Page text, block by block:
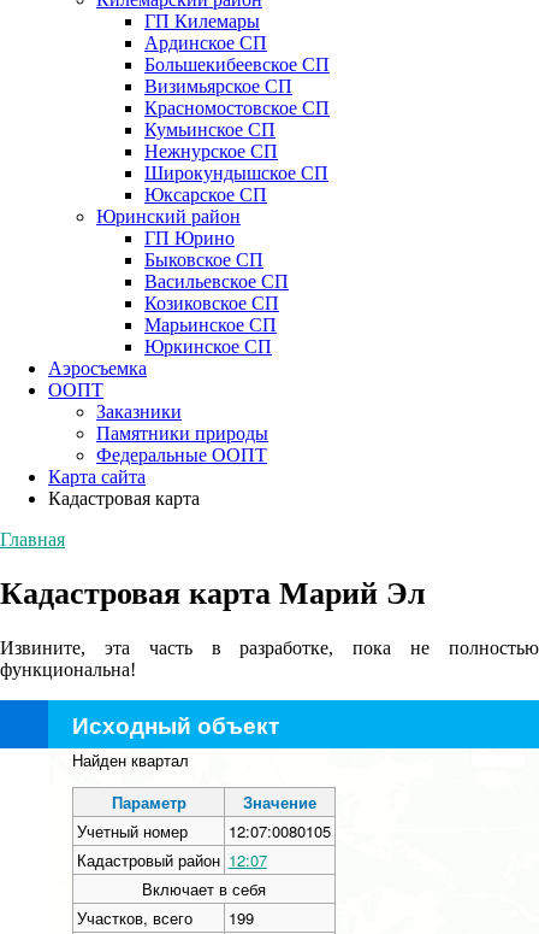
ГП Килемары
Ардинское СП
Большекибеевское СП
Визимьярское СП
Красномостовское СП
Кумьинское СП
Нежнурское СП
Широкундышское СП
Юксарское СП
Юринский район
ГП Юрино
Быковское СП
Васильевское СП
Козиковское СП
Марьинское СП
Юркинское СП
Аэросъемка
ООПТ
Заказники
Памятники природы
Федеральные ООПТ
Карта сайта
Кадастровая карта
Главная
Кадастровая карта Марий Эл
Извините, эта часть в разработке, пока не полностью
функциональна!
Исходный объект
Найден квартал
Параметр
Значение
Учетный номер
12:07:0080105
Кадастровый район 12:07
Включает в себя
Участков, всего
199